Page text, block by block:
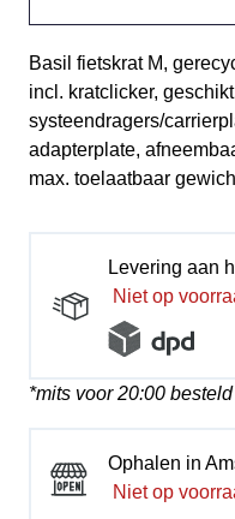
Basil fietskrat M,
incl. kratclicker,
systeendragers/
adapterplate,
max. toelaatbaar
Levering aan
Niet op
*mits voor 20:00 besteld
Ophalen in
Niet op